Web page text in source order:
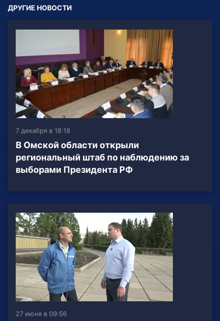
ДРУГИЕ НОВОСТИ
7 декабря в 18:18
В Омской области открыли
региональный штаб по наблюдению за
выборами Президента РФ
27 июня в 09:56